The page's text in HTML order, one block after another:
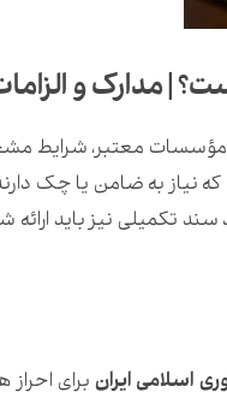
| مدارک و
یا مؤسسات معتبر،
نیاز به ضامن یا چک
تکمیلی نیز باید ارائه
اسلامی ایرانبرای احراز